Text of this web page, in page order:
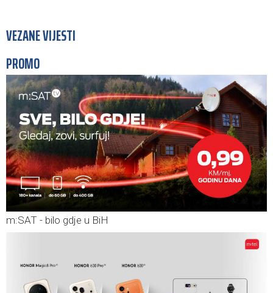
VEZANE VIJESTI
PROMO
m:SAT - bilo gdje u BiH